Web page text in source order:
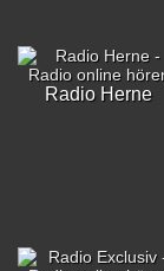
Radio Herne